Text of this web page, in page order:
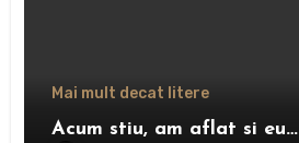
Mai mult decat litere
Acum stiu, am aflat si eu…